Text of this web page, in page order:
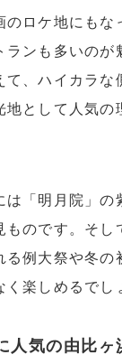
のロケ地にもな
ランも多いのが
、ハイカラな
として人気の
は「明月院」の
のです。そし
る例大祭や冬の
楽しめるでし
人気の由比ヶ